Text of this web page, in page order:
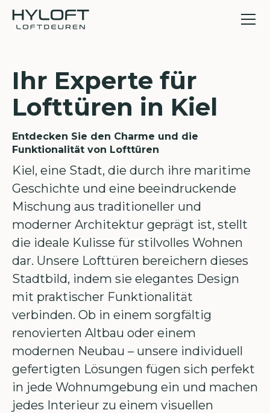
Ihr Experte für
Lofttüren in Kiel
Entdecken Sie den Charme und die
Funktionalität von Lofttüren
Kiel, eine Stadt, die durch ihre maritime
Geschichte und eine beeindruckende
Mischung aus traditioneller und
moderner Architektur geprägt ist, stellt
die ideale Kulisse für stilvolles Wohnen
dar. Unsere Lofttüren bereichern dieses
Stadtbild, indem sie elegantes Design
mit praktischer Funktionalität
verbinden. Ob in einem sorgfältig
renovierten Altbau oder einem
modernen Neubau – unsere individuell
gefertigten Lösungen fügen sich perfekt
in jede Wohnumgebung ein und machen
jedes Interieur zu einem visuellen